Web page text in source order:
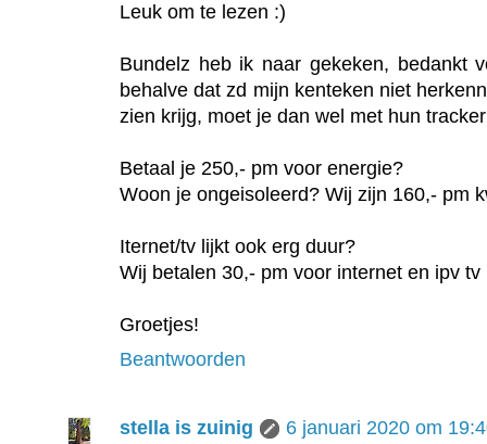
Leuk om te lezen :)
Bundelz heb ik naar gekeken, bedankt
behalve dat zd mijn kenteken niet
zien krijg, moet je dan wel met hun
Betaal je 250,- pm voor energie?
Woon je ongeisoleerd? Wij zijn 160,- pm
Iternet/tv lijkt ook erg duur?
Wij betalen 30,- pm voor internet en ipv
Groetjes!
Beantwoorden
stella is zuinig
6 januari 2020 om